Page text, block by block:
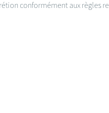
conformément aux